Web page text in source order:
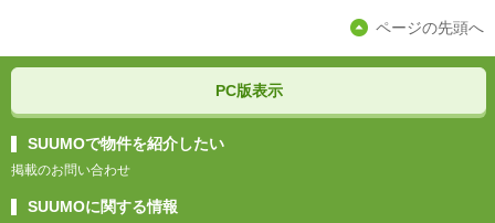
ページの先頭へ
PC版表示
SUUMOで物件を紹介したい
掲載のお問い合わせ
SUUMOに関する情報